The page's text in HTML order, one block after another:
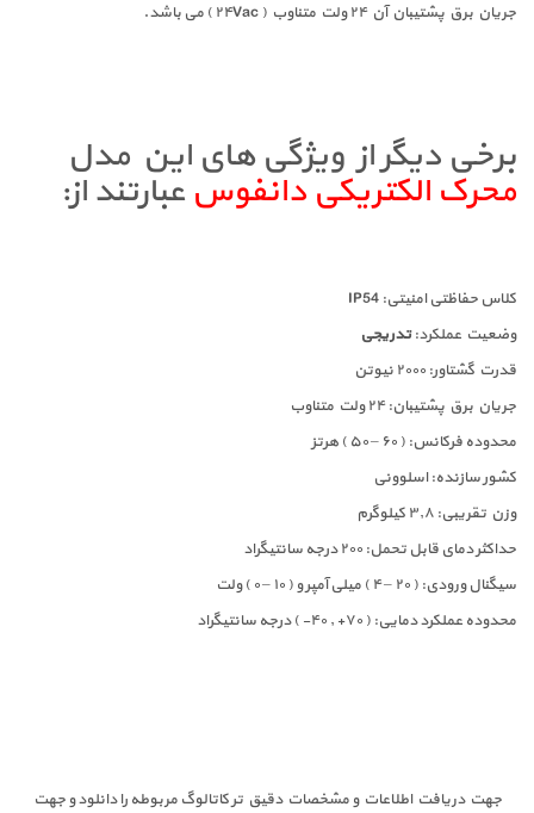
جریان برق پشتیبان آن ۲۴ ولت متناوب ( ۲۴Vac ) می باشد.
برخی دیگر از ویژگی های این مدل
محرک الکتریکی دانفوس عبارتند از:
کلاس حفاظتی امنیتی: IP54
وضعیت عملکرد:تدریجی
قدرت گشتاور: ۲۰۰۰ نیوتن
جریان برق پشتیبان: ۲۴ ولت متناوب
محدوده فرکانس: ( ۶۰ – ۵۰ ) هرتز
کشور سازنده: اسلوونی
وزن تقریبی: ۳٫۸ کیلوگرم
حداکثر دمای قابل تحمل: ۲۰۰ درجه سانتیگراد
سیگنال ورودی: ( ۲۰ – ۴ ) میلی آمپر و ( ۱۰ – ۰ ) ولت
محدوده عملکرد دمایی: ( ۷۰+ , ۴۰- ) درجه سانتیگراد
جهت دریافت اطلاعات و مشخصات دقیق تر کاتالوگ مربوطه را دانلود و جهت